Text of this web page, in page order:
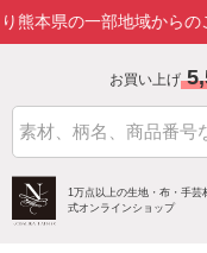
一部地域からのご注文
お買い上げ
1万点以上の生地・布・手芸
式オンラインショップ